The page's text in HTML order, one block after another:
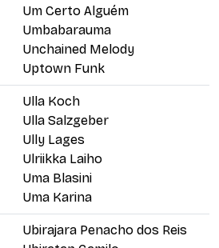
Um Certo Alguém
Umbabarauma
Unchained Melody
Uptown Funk
Ulla Koch
Ulla Salzgeber
Ully Lages
Ulriikka Laiho
Uma Blasini
Uma Karina
Ubirajara Penacho dos Reis